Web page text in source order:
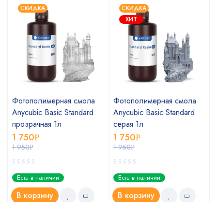
СКИДКА
Фотополимерная смола
Anycubic Basic Standard
прозрачная 1л
1 950Р
1 750Р
Есть в наличии
В корзину
СКИДКА
ХИТ
Фотополимерная смола
Anycubic Basic Standard
серая 1л
1 950Р
1 750Р
Есть в наличии
В корзину